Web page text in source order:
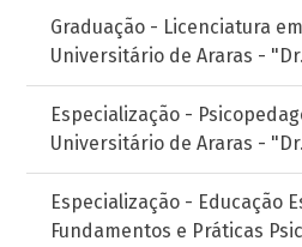
Graduação - Licenciatura
Universitário de Araras -
Especialização -
Universitário de Araras -
Especialização - Educação
Fundamentos e Práticas